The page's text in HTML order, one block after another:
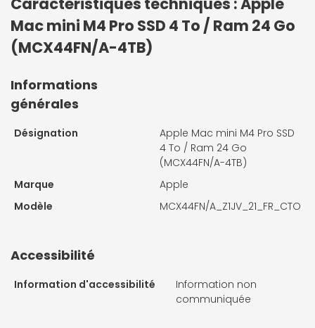
Mac mini M4 Pro SSD 4 To / Ram 24 Go
(MCX44FN/A-4TB)
Informations
générales
Désignation
Apple Mac mini M4 Pro SSD
4 To / Ram 24 Go
(MCX44FN/A-4TB)
Marque
Apple
Modèle
MCX44FN/A_Z1JV_21_FR_CTO
Accessibilité
Information d'accessibilité
Information non
communiquée